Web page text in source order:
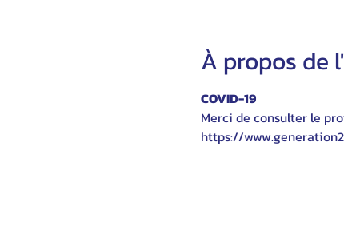
À propos de
COVID-19
Merci de consulter le
https://